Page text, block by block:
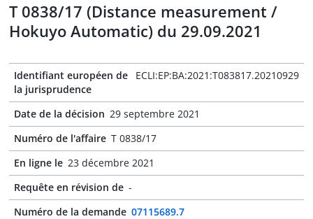
T 0838/17 (Distance measurement /
Hokuyo Automatic) du 29.09.2021
Identifiant européen de
la jurisprudence
ECLI:EP:BA:2021:T083817.20210929
Date de la décision 29 septembre 2021
Numéro de l'affaire T 0838/17
En ligne le 23 décembre 2021
Requête en révision de -
Numéro de la demande 07115689.7